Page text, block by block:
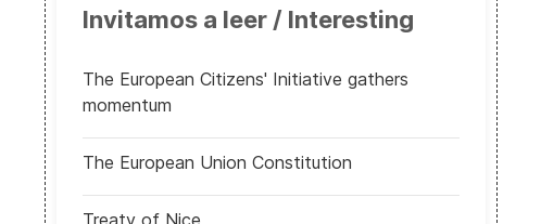
Invitamos a leer / Interesting
The European Citizens' Initiative gathers
momentum
The European Union Constitution
Treaty of Nice